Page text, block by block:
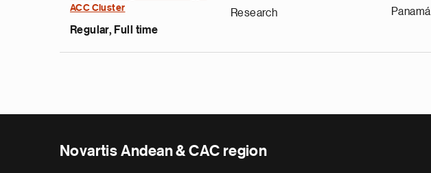
ACC Cluster
Regular, Full time
Research Panamá
Novartis Andean & CAC region